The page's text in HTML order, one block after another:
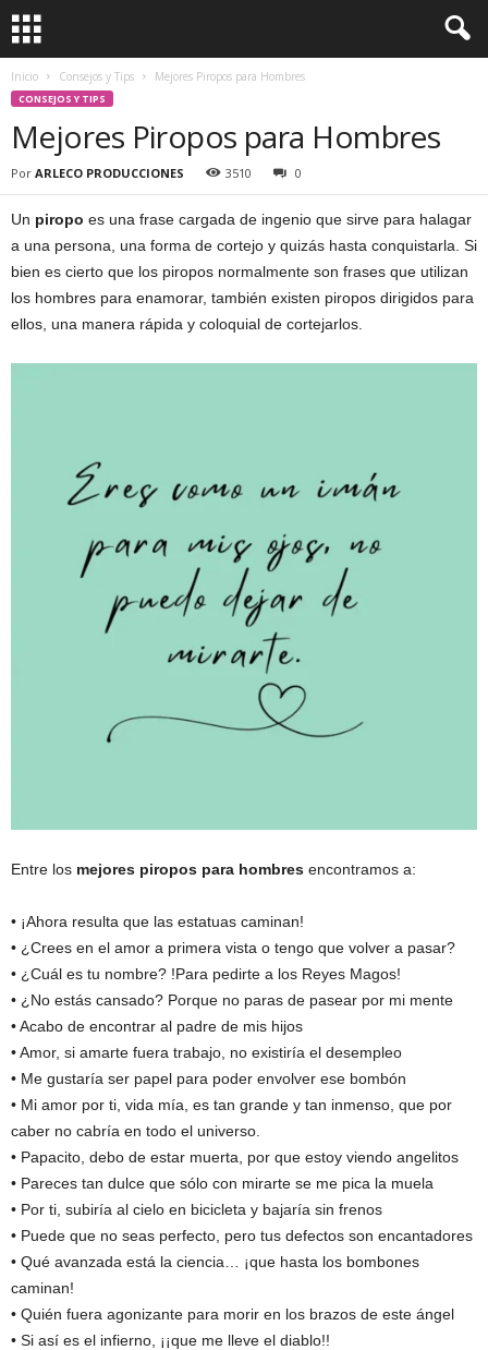
Inicio Consejos y Tips Mejores Piropos para Hombres
CONSEJOS Y TIPS
Mejores Piropos para Hombres
Por ARLECO PRODUCCIONES 3510 0
Un piropo es una frase cargada de ingenio que sirve para halagar
a una persona, una forma de cortejo y quizás hasta conquistarla. Si
bien es cierto que los piropos normalmente son frases que utilizan
los hombres para enamorar, también existen piropos dirigidos para
ellos, una manera rápida y coloquial de cortejarlos.
Entre los mejores piropos para hombres encontramos a:
• ¡Ahora resulta que las estatuas caminan!
• ¿Crees en el amor a primera vista o tengo que volver a pasar?
• ¿Cuál es tu nombre? !Para pedirte a los Reyes Magos!
• ¿No estás cansado? Porque no paras de pasear por mi mente
• Acabo de encontrar al padre de mis hijos
• Amor, si amarte fuera trabajo, no existiría el desempleo
• Me gustaría ser papel para poder envolver ese bombón
• Mi amor por ti, vida mía, es tan grande y tan inmenso, que por
caber no cabría en todo el universo.
• Papacito, debo de estar muerta, por que estoy viendo angelitos
• Pareces tan dulce que sólo con mirarte se me pica la muela
• Por ti, subiría al cielo en bicicleta y bajaría sin frenos
• Puede que no seas perfecto, pero tus defectos son encantadores
• Qué avanzada está la ciencia… ¡que hasta los bombones
caminan!
• Quién fuera agonizante para morir en los brazos de este ángel
• Si así es el infierno, ¡¡que me lleve el diablo!!